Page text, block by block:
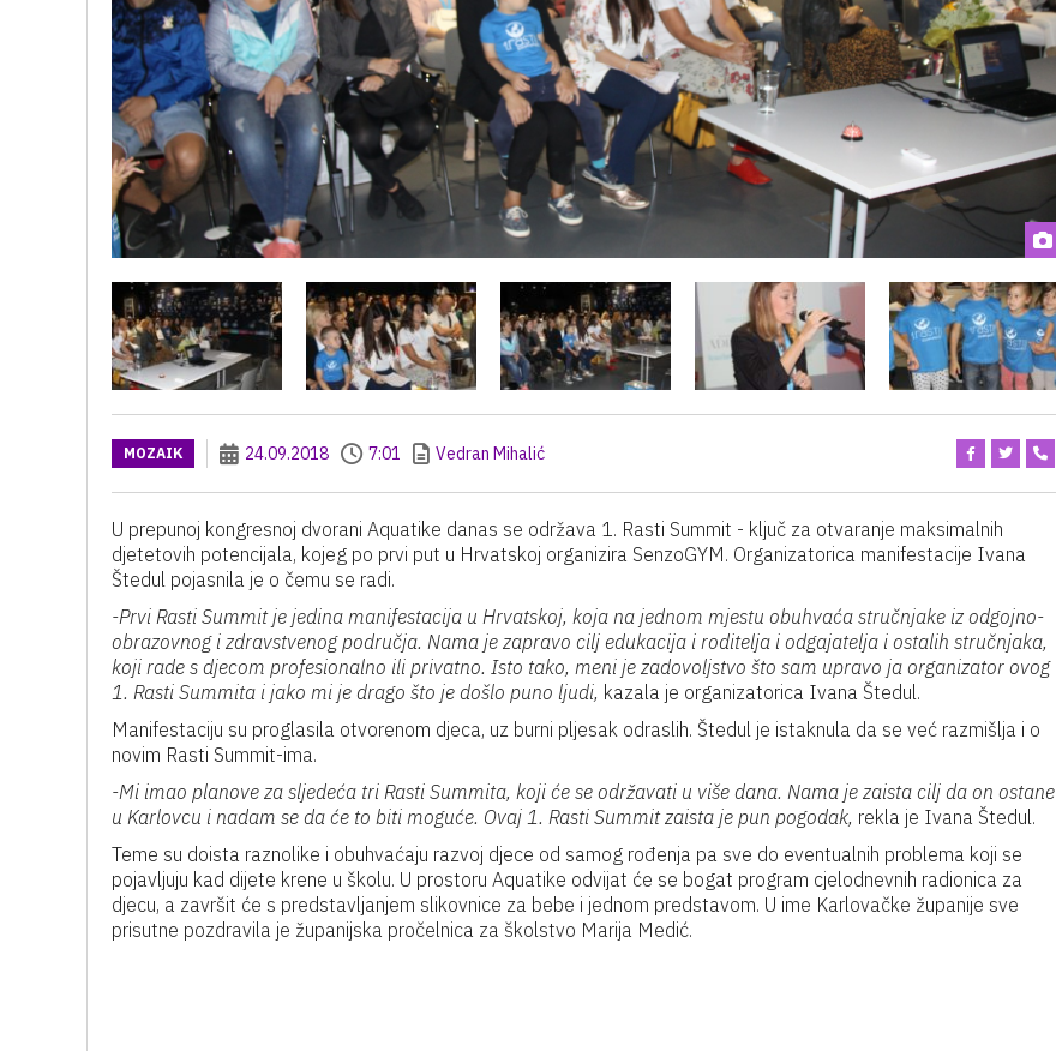
MOZAIK 24.09.2018 7:01 Vedran Mihalić
U prepunoj kongresnoj dvorani Aquatike danas se održava 1. Rasti Summit - ključ za otvaranje maksimalnih
djetetovih potencijala, kojeg po prvi put u Hrvatskoj organizira SenzoGYM. Organizatorica manifestacije Ivana
Štedul pojasnila je o čemu se radi.
-Prvi Rasti Summit je jedina manifestacija u Hrvatskoj, koja na jednom mjestu obuhvaća stručnjake iz odgojno-
obrazovnog i zdravstvenog područja. Nama je zapravo cilj edukacija i roditelja i odgajatelja i ostalih stručnjaka,
koji rade s djecom profesionalno ili privatno. Isto tako, meni je zadovoljstvo što sam upravo ja organizator ovog
1. Rasti Summita i jako mi je drago što je došlo puno ljudi, kazala je organizatorica Ivana Štedul.
Manifestaciju su proglasila otvorenom djeca, uz burni pljesak odraslih. Štedul je istaknula da se već razmišlja i o
novim Rasti Summit-ima.
-Mi imao planove za sljedeća tri Rasti Summita, koji će se održavati u više dana. Nama je zaista cilj da on ostane
u Karlovcu i nadam se da će to biti moguće. Ovaj 1. Rasti Summit zaista je pun pogodak, rekla je Ivana Štedul.
Teme su doista raznolike i obuhvaćaju razvoj djece od samog rođenja pa sve do eventualnih problema koji se
pojavljuju kad dijete krene u školu. U prostoru Aquatike odvijat će se bogat program cjelodnevnih radionica za
djecu, a završit će s predstavljanjem slikovnice za bebe i jednom predstavom. U ime Karlovačke županije sve
prisutne pozdravila je županijska pročelnica za školstvo Marija Medić.